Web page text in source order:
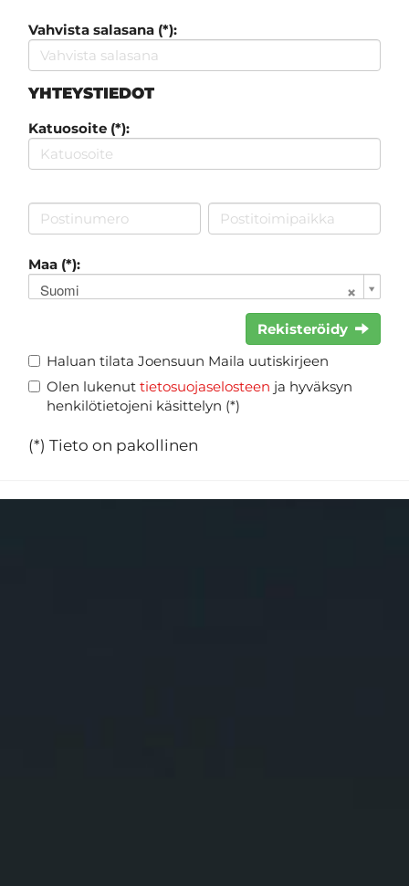
Vahvista salasana (*):
YHTEYSTIEDOT
Katuosoite (*):
Maa (*):
Suomi
Rekisteröidy
Haluan tilata Joensuun Maila uutiskirjeen
Olen lukenut tietosuojaselosteen ja hyväksyn
henkilötietojeni käsittelyn (*)
(*) Tieto on pakollinen